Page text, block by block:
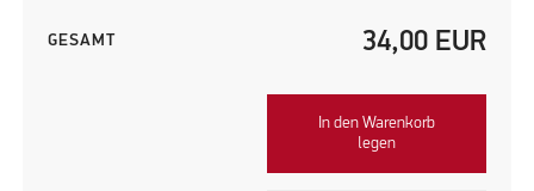
GESAMT 34,00 EUR
In den Warenkorb
legen